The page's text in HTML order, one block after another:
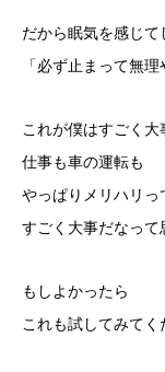
だから眠気を感じて
「必ず止まって無
これが僕はすごく大
仕事も車の運転も
やっぱりメリハリっ
すごく大事だなって
もしよかったら
これも試してみてく